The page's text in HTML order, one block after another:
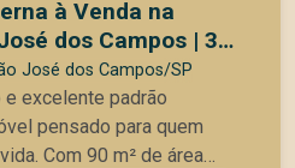
à Venda na
dos Campos | 3
Closet | Área
José dos Campos/SP
excelente padrão
pensado para quem
de área